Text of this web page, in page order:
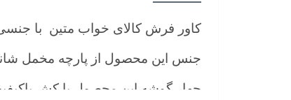
کاور فرش کالای خواب متین با
جنس این محصول از پارچه مخمل
چهار گوشه این محصول با کش